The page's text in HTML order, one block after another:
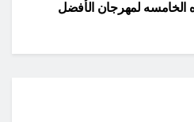
الخامسه لمهرجان الأفضل